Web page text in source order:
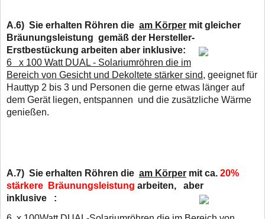
A.6) Sie erhalten Röhren die am Körper mit gleicher
Bräunungsleistung gemäß der Hersteller-
Erstbestückung arbeiten aber inklusive:
6 x 100 Watt DUAL - Solariumröhren die im
Bereich von Gesicht und Dekoltete stärker sind, geeignet für
Hauttyp 2 bis 3 und Personen die gerne etwas länger auf
dem Gerät liegen, entspannen und die zusätzliche Wärme
genießen.
A.7) Sie erhalten Röhren die am Körper mit ca. 20%
stärkere Bräunungsleistung arbeiten, aber
inklusive :